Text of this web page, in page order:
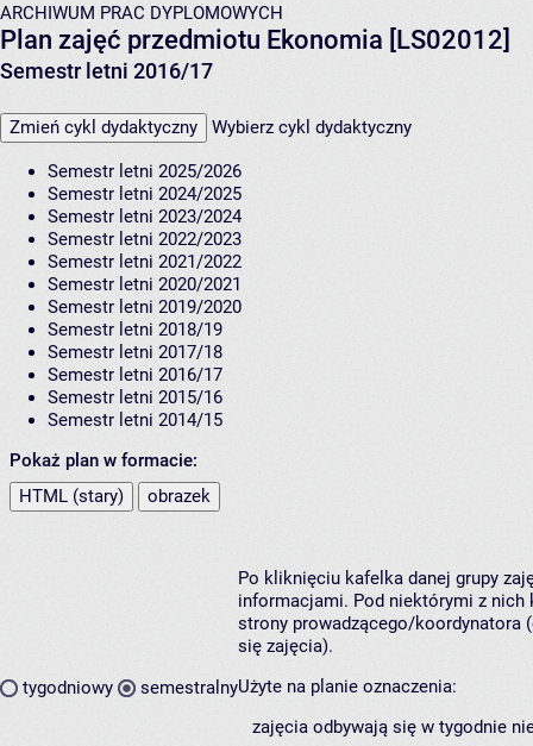
ARCHIWUM PRAC DYPLOMOWYCH
Plan zajęć przedmiotu Ekonomia [LS02012]
Semestr letni 2016/17
Zmień cykl dydaktyczny Wybierz cykl dydaktyczny
Semestr letni 2025/2026
Semestr letni 2024/2025
Semestr letni 2023/2024
Semestr letni 2022/2023
Semestr letni 2021/2022
Semestr letni 2020/2021
Semestr letni 2019/2020
Semestr letni 2018/19
Semestr letni 2017/18
Semestr letni 2016/17
Semestr letni 2015/16
Semestr letni 2014/15
Pokaż plan w formacie:
HTML (stary)
obrazek
tygodniowy semestralny
Po kliknięciu kafelka danej grupy
informacjami. Pod niektórymi z nich
strony prowadzącego/koordynatora
się zajęcia).
Użyte na planie oznaczenia:
zajęcia odbywają się w tygodnie